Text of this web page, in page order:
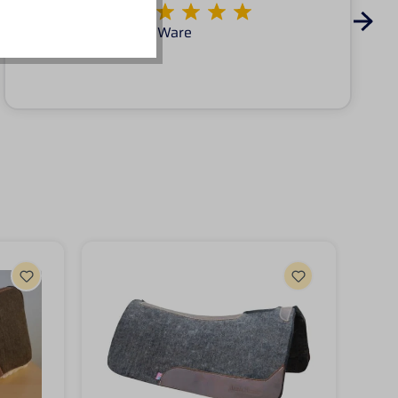
Super Service tolle Ware